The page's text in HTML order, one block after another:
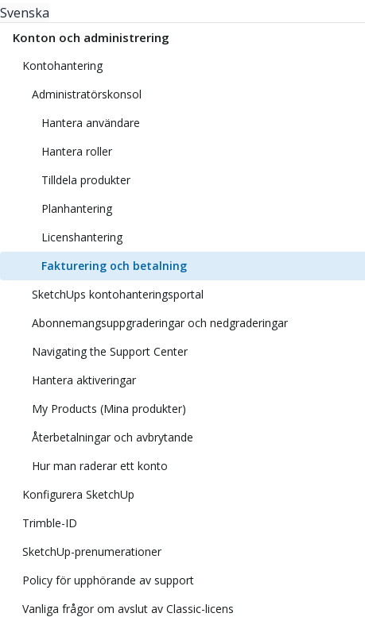
Svenska
Konton och administrering
Kontohantering
Administratörskonsol
Hantera användare
Hantera roller
Tilldela produkter
Planhantering
Licenshantering
Fakturering och betalning
SketchUps kontohanteringsportal
Abonnemangsuppgraderingar och nedgraderingar
Navigating the Support Center
Hantera aktiveringar
My Products (Mina produkter)
Återbetalningar och avbrytande
Hur man raderar ett konto
Konfigurera SketchUp
Trimble-ID
SketchUp-prenumerationer
Policy för upphörande av support
Vanliga frågor om avslut av Classic-licens